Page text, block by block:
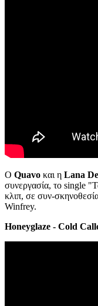
Ο Quavo και η Lana
συνεργασία, το single
κλιπ, σε συν-
Winfrey.
Honeyglaze - Cold